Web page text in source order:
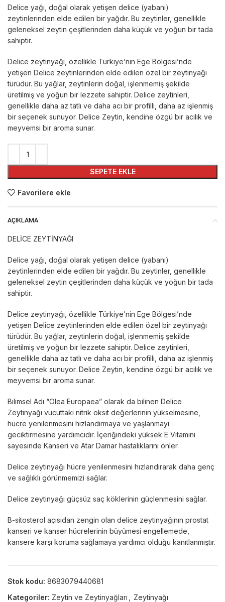
Delice yağı, doğal olarak yetişen delice (yabani)
zeytinlerinden elde edilen bir yağdır. Bu zeytinler, genellikle
geleneksel zeytin çeşitlerinden daha küçük ve yoğun bir tada
sahiptir.
Delice zeytinyağı, özellikle Türkiye’nin Ege Bölgesi’nde
yetişen Delice zeytinlerinden elde edilen özel bir zeytinyağı
türüdür. Bu yağlar, zeytinlerin doğal, işlenmemiş şekilde
üretilmiş ve yoğun bir lezzete sahiptir. Delice zeytinleri,
genellikle daha az tatlı ve daha acı bir profilli, daha az işlenmiş
bir seçenek sunuyor. Delice Zeytin, kendine özgü bir acılık ve
meyvemsi bir aroma sunar.
SEPETE EKLE
Favorilere ekle
AÇIKLAMA
DELİCE ZEYTİNYAĞI
Delice yağı, doğal olarak yetişen delice (yabani)
zeytinlerinden elde edilen bir yağdır. Bu zeytinler, genellikle
geleneksel zeytin çeşitlerinden daha küçük ve yoğun bir tada
sahiptir.
Delice zeytinyağı, özellikle Türkiye’nin Ege Bölgesi’nde
yetişen Delice zeytinlerinden elde edilen özel bir zeytinyağı
türüdür. Bu yağlar, zeytinlerin doğal, işlenmemiş şekilde
üretilmiş ve yoğun bir lezzete sahiptir. Delice zeytinleri,
genellikle daha az tatlı ve daha acı bir profilli, daha az işlenmiş
bir seçenek sunuyor. Delice Zeytin, kendine özgü bir acılık ve
meyvemsi bir aroma sunar.
Bilimsel Adı “Olea Europaea” olarak da bilinen Delice
Zeytinyağı vücuttaki nitrik oksit değerlerinin yükselmesine,
hücre yenilenmesini hızlandırmaya ve yaşlanmayı
geciktirmesine yardımcıdır. İçeriğindeki yüksek E Vitamini
sayesinde Kanseri ve Atar Damar hastalıklarını önler.
Delice zeytinyağı hücre yenilenmesini hızlandırarak daha genç
ve sağlıklı görünmemizi sağlar.
Delice zeytinyağı güçsüz saç köklerinin güçlenmesini sağlar.
B-sitosterol açısıdan zengin olan delice zeytinyağının prostat
kanseri ve kanser hücrelerinin büyümesi engellemede,
kansere karşı koruma sağlamaya yardımcı olduğu kanıtlanmıştır.
Stok kodu: 8683079440681
Kategoriler: Zeytin ve Zeytinyağları
Zeytinyağı